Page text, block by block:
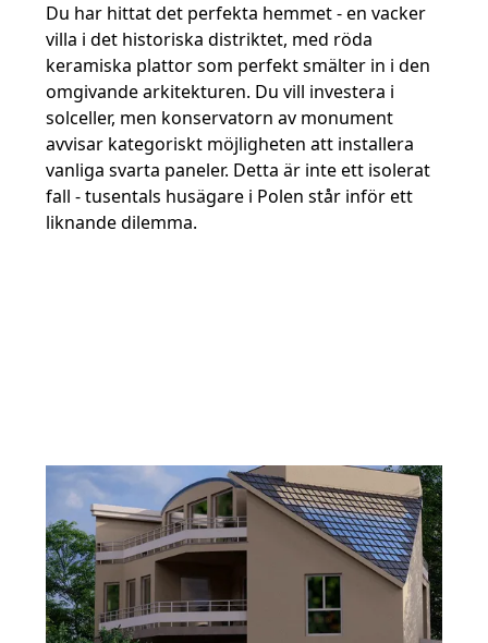
Du har hittat det perfekta hemmet - en vacker
villa i det historiska distriktet, med röda
keramiska plattor som perfekt smälter in i den
omgivande arkitekturen. Du vill investera i
solceller, men konservatorn av monument
avvisar kategoriskt möjligheten att installera
vanliga svarta paneler. Detta är inte ett isolerat
fall - tusentals husägare i Polen står inför ett
liknande dilemma.